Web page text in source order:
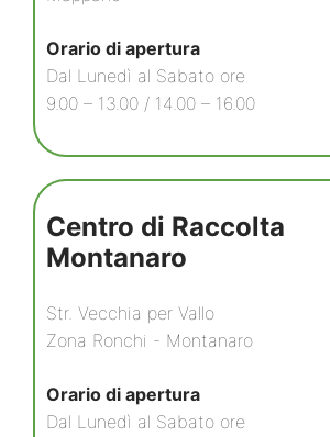
Orario di apertura
Dal Lunedì al Sabato ore
9.00 – 13.00 / 14.00 – 16.00
Centro di Raccolta
Montanaro
Str. Vecchia per Vallo
Zona Ronchi - Montanaro
Orario di apertura
Dal Lunedì al Sabato ore